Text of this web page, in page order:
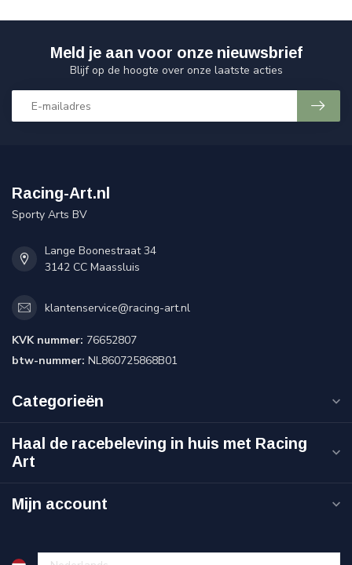
Meld je aan voor onze nieuwsbrief
Blijf op de hoogte over onze laatste acties
Racing-Art.nl
Sporty Arts BV
Lange Boonestraat 34
3142 CC Maassluis
klantenservice@racing-art.nl
KVK nummer: 76652807
btw-nummer: NL860725868B01
Categorieën
Haal de racebeleving in huis met Racing
Art
Mijn account